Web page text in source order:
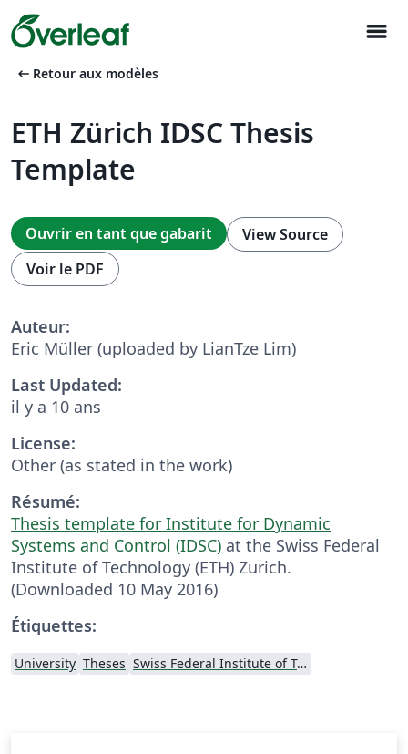
menu
arrow_left_alt Retour aux modèles
ETH Zürich IDSC Thesis
Template
Ouvrir en tant que gabarit
View Source
Voir le PDF
Auteur:
Eric Müller (uploaded by LianTze Lim)
Last Updated:
il y a 10 ans
License:
Other (as stated in the work)
Résumé:
Thesis template for Institute for Dynamic
Systems and Control (IDSC) at the Swiss Federal
Institute of Technology (ETH) Zurich.
(Downloaded 10 May 2016)
Étiquettes:
University Theses Swiss Federal Institute of Technology in Zurich (ETH Zürich)